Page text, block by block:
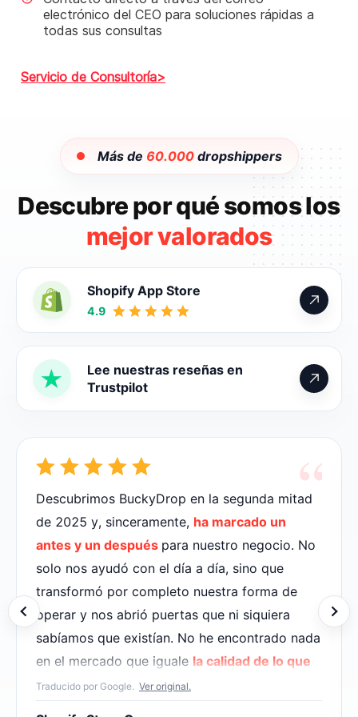
electrónico del CEO para soluciones rápidas a
todas sus consultas
Servicio de Consultoría
Más de 60.000dropshippers
Descubre por qué somos los
mejor valorados
Shopify App Store
4.9
Lee nuestras reseñas en
Trustpilot
“
Descubrimos BuckyDrop en la segunda mitad
de 2025 y, sinceramente, ha marcado un
antes y un después para nuestro negocio. No
solo nos ayudó con el día a día, sino que
transformó por completo nuestra forma de
operar y nos abrió puertas que ni siquiera
sabíamos que existían. No he encontrado nada
en el mercado que iguale la calidad de lo que
ellos ofrecen.
Traducido por Google. Ver original.